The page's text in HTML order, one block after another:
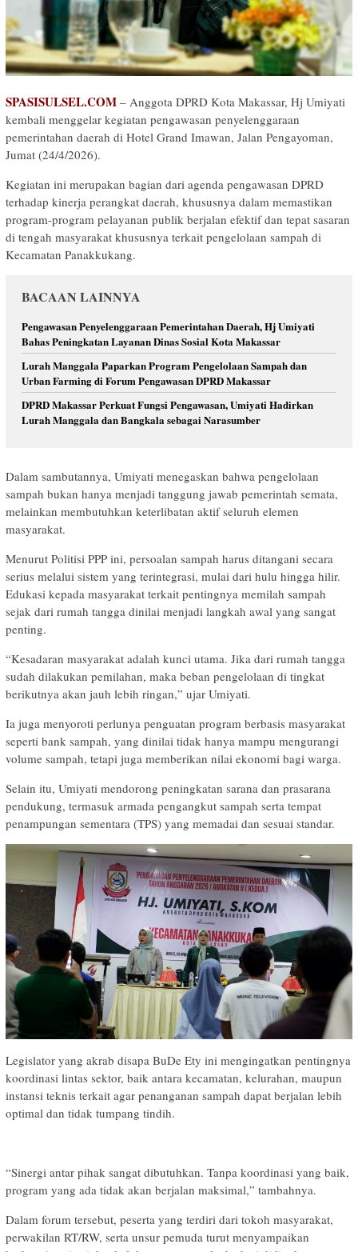
SPASISULSEL.COM – Anggota DPRD Kota Makassar, Hj Umiyati
kembali menggelar kegiatan pengawasan penyelenggaraan
pemerintahan daerah di Hotel Grand Imawan, Jalan Pengayoman,
Jumat (24/4/2026).
Kegiatan ini merupakan bagian dari agenda pengawasan DPRD
terhadap kinerja perangkat daerah, khususnya dalam memastikan
program-program pelayanan publik berjalan efektif dan tepat sasaran
di tengah masyarakat khususnya terkait pengelolaan sampah di
Kecamatan Panakkukang.
BACAAN LAINNYA
Pengawasan Penyelenggaraan Pemerintahan Daerah, Hj Umiyati
Bahas Peningkatan Layanan Dinas Sosial Kota Makassar
Lurah Manggala Paparkan Program Pengelolaan Sampah dan
Urban Farming di Forum Pengawasan DPRD Makassar
DPRD Makassar Perkuat Fungsi Pengawasan, Umiyati Hadirkan
Lurah Manggala dan Bangkala sebagai Narasumber
Dalam sambutannya, Umiyati menegaskan bahwa pengelolaan
sampah bukan hanya menjadi tanggung jawab pemerintah semata,
melainkan membutuhkan keterlibatan aktif seluruh elemen
masyarakat.
Menurut Politisi PPP ini, persoalan sampah harus ditangani secara
serius melalui sistem yang terintegrasi, mulai dari hulu hingga hilir.
Edukasi kepada masyarakat terkait pentingnya memilah sampah
sejak dari rumah tangga dinilai menjadi langkah awal yang sangat
penting.
“Kesadaran masyarakat adalah kunci utama. Jika dari rumah tangga
sudah dilakukan pemilahan, maka beban pengelolaan di tingkat
berikutnya akan jauh lebih ringan,” ujar Umiyati.
Ia juga menyoroti perlunya penguatan program berbasis masyarakat
seperti bank sampah, yang dinilai tidak hanya mampu mengurangi
volume sampah, tetapi juga memberikan nilai ekonomi bagi warga.
Selain itu, Umiyati mendorong peningkatan sarana dan prasarana
pendukung, termasuk armada pengangkut sampah serta tempat
penampungan sementara (TPS) yang memadai dan sesuai standar.
Legislator yang akrab disapa BuDe Ety ini mengingatkan pentingnya
koordinasi lintas sektor, baik antara kecamatan, kelurahan, maupun
instansi teknis terkait agar penanganan sampah dapat berjalan lebih
optimal dan tidak tumpang tindih.
“Sinergi antar pihak sangat dibutuhkan. Tanpa koordinasi yang baik,
program yang ada tidak akan berjalan maksimal,” tambahnya.
Dalam forum tersebut, peserta yang terdiri dari tokoh masyarakat,
perwakilan RT/RW, serta unsur pemuda turut menyampaikan